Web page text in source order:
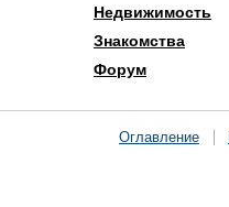
Недвижимость
Знакомства
Форум
Оглавление